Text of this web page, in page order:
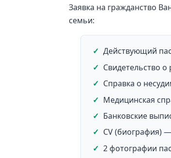
Заявка на гражданство
семьи:
Действующий
Свидетельство
Справка о
Медицинская
Банковские
CV (биография)
2 фотографии